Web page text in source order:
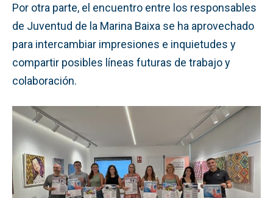
Por otra parte, el encuentro entre los responsables
de Juventud de la Marina Baixa se ha aprovechado
para intercambiar impresiones e inquietudes y
compartir posibles líneas futuras de trabajo y
colaboración.